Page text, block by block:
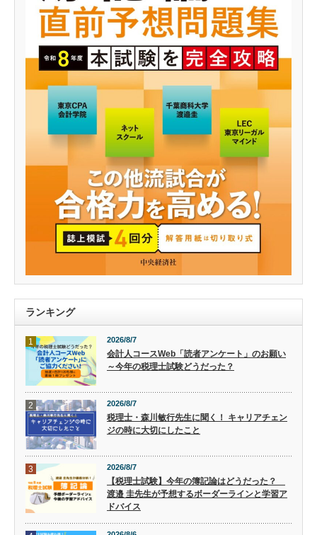
ランキング
1 2026/8/7
会計人コースWeb「読者アンケート」のお願い
～今年の税理士試験どうだった？
2 2026/8/7
税理士・森川敏行先生に聞く！ キャリアチェン
ジの時に大切にしたこと
3 2026/8/7
【税理士試験】今年の簿記論はどうだった？
渡邉 圭先生が予想するボーダーラインと学習ア
ドバイス